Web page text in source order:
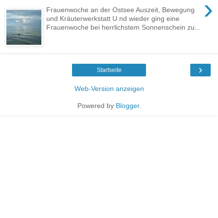
›
Frauenwoche an der Ostsee Auszeit, Bewegung
und Kräuterwerkstatt U nd wieder ging eine
Frauenwoche bei herrlichstem Sonnenschein zu...
›
Startseite
Web-Version anzeigen
Powered by Blogger.